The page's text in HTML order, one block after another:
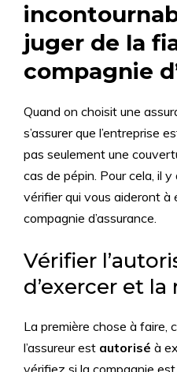
juger de la
compagnie
Quand on choisit une
s’assurer que l’entreprise
pas seulement une
cas de pépin. Pour cela, il
vérifier qui vous aideront à
compagnie d’assurance.
Vérifier
d’exercer et
La première chose à faire,
l’assureur est autorisé à
vérifiez si la compagnie